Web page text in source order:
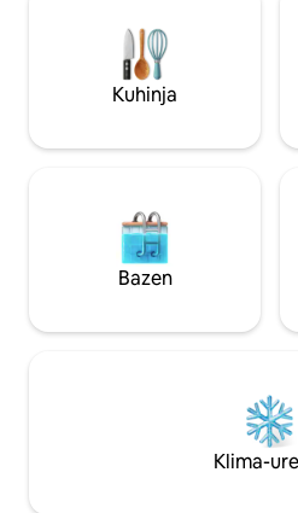
doživljaj na nivou hotela. Opustite se na
dvije privatne terase s djelimičnim
pogledom na ocean, nekoliko
plaža, restorana i historijskog
Kuhinja
Bazen
Klima-